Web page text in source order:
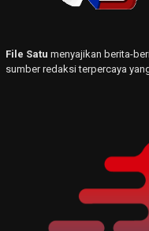
File Satu menyajikan berita-
sumber redaksi terpercaya